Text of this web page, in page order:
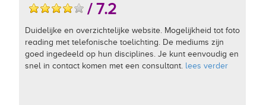
/ 7.2
Duidelijke en overzichtelijke website. Mogelijkheid tot foto
reading met telefonische toelichting. De mediums zijn
goed ingedeeld op hun disciplines. Je kunt eenvoudig en
snel in contact komen met een consultant. lees verder